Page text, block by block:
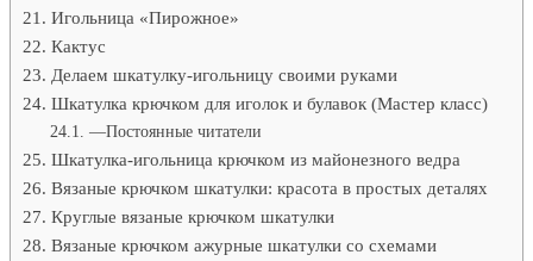
Игольница «Пирожное»
Кактус
Делаем шкатулку-игольницу своими руками
Шкатулка крючком для иголок и булавок (Мастер класс)
—Постоянные читатели
Шкатулка-игольница крючком из майонезного ведра
Вязаные крючком шкатулки: красота в простых деталях
Круглые вязаные крючком шкатулки
Вязаные крючком ажурные шкатулки со схемами